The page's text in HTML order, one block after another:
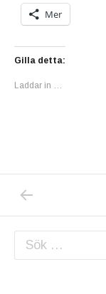
Mer
Gilla detta:
Laddar in …
Sök efter: